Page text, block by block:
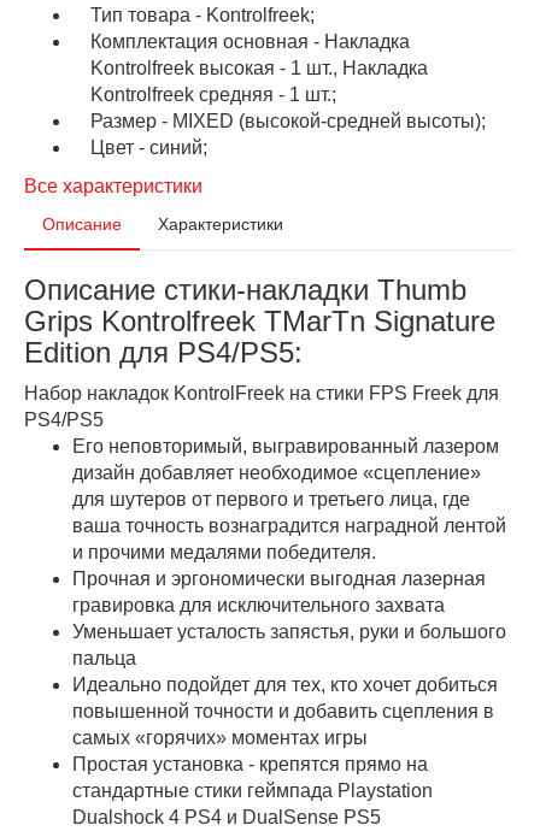
Тип товара - Kontrolfreek;
Комплектация основная - Накладка
Kontrolfreek высокая - 1 шт., Накладка
Kontrolfreek средняя - 1 шт.;
Размер - MIXED (высокой-средней высоты);
Цвет - синий;
Все характеристики
Описание Характеристики
Описание стики-накладки Thumb
Grips Kontrolfreek TMarTn Signature
Edition для PS4/PS5:
Набор накладок KontrolFreek на стики FPS Freek для
PS4/PS5
Его неповторимый, выгравированный лазером
дизайн добавляет необходимое «сцепление»
для шутеров от первого и третьего лица, где
ваша точность вознаградится наградной лентой
и прочими медалями победителя.
Прочная и эргономически выгодная лазерная
гравировка для исключительного захвата
Уменьшает усталость запястья, руки и большого
пальца
Идеально подойдет для тех, кто хочет добиться
повышенной точности и добавить сцепления в
самых «горячих» моментах игры
Простая установка - крепятся прямо на
стандартные стики геймпада Playstation
Dualshock 4 PS4 и DualSense PS5